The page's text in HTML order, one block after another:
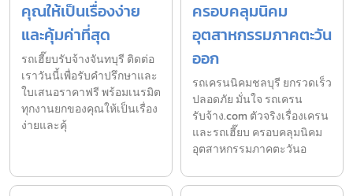
คุณให้เป็นเรื่องง่าย
และคุ้มค่าที่สุด
รถเฮี๊ยบรับจ้างจันทบุรี ติดต่อ
เราวันนี้เพื่อรับคำปรึกษาและ
ใบเสนอราคาฟรี พร้อมเนรมิต
ทุกงานยกของคุณให้เป็นเรื่อง
ง่ายและคุ้
ครอบคลุมนิคม
อุตสาหกรรมภาคตะวัน
ออก
รถเครนนิคมชลบุรี ยกรวดเร็ว
ปลอดภัย มั่นใจ รถเครน
รับจ้าง.com ตัวจริงเรื่องเครน
และรถเฮี๊ยบ ครอบคลุมนิคม
อุตสาหกรรมภาคตะวันอ